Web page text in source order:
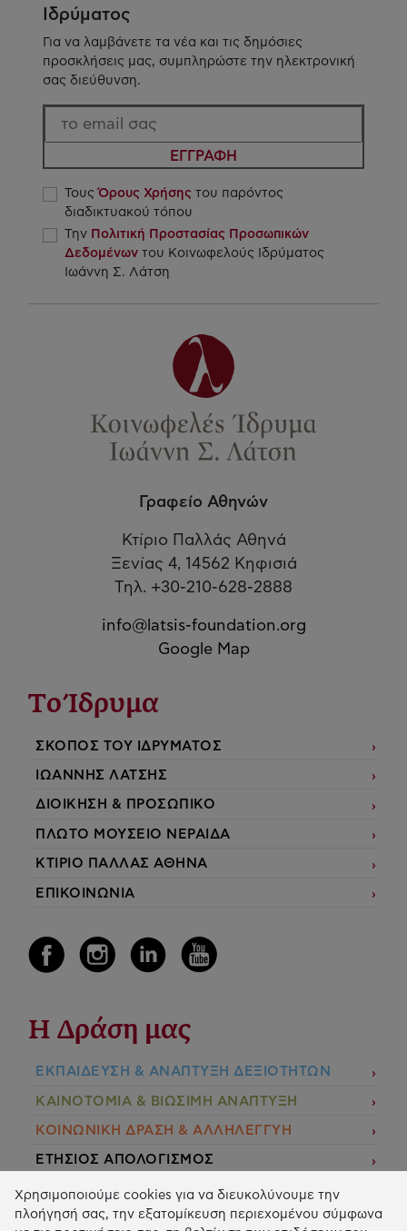
Ιδρύματος
Για να λαμβάνετε τα νέα και τις δημόσιες
προσκλήσεις μας, συμπληρώστε την ηλεκτρονική
σας διεύθυνση.
ΕΓΓΡΑΦΗ
ΤουςΌρους Χρήσης του παρόντος
διαδικτυακού τόπου
Την Πολιτική Προστασίας Προσωπικών
Δεδομένων του Κοινωφελούς Ιδρύματος
Ιωάννη Σ. Λάτση
Γραφείο Αθηνών
Κτίριο Παλλάς Αθηνά
Ξενίας 4, 14562 Κηφισιά
Τηλ. +30-210-628-2888
info@latsis-foundation.org
Google Map
Το Ίδρυμα
ΣΚΟΠΟΣ ΤΟΥ ΙΔΡΥΜΑΤΟΣ
ΙΩΑΝΝΗΣ ΛΑΤΣΗΣ
ΔΙΟΙΚΗΣΗ & ΠΡΟΣΩΠΙΚΟ
ΠΛΩΤΟ ΜΟΥΣΕΙΟ ΝΕΡΑΙΔΑ
ΚΤΙΡΙΟ ΠΑΛΛΑΣ ΑΘΗΝΑ
ΕΠΙΚΟΙΝΩΝΙΑ
Η Δράση μας
ΕΚΠΑIΔΕΥΣΗ & ΑΝΑΠΤΥΞΗ ΔΕΞΙΟΤΗΤΩΝ
ΚΑΙΝΟΤΟΜΙΑ & ΒΙΩΣΙΜΗ ΑΝΑΠΤΥΞΗ
ΚΟΙΝΩΝΙΚΗ ΔΡΑΣΗ & ΑΛΛΗΛΕΓΓΥΗ
ΕΤΗΣΙΟΣ ΑΠΟΛΟΓΙΣΜΟΣ
E-LIBRARY
ΧΡΗΜΑΤΟΔΟΤΗΣΕΙΣ
Χρησιμοποιούμε cookies για να διευκολύνουμε την
πλοήγησή σας, την εξατομίκευση περιεχομένου σύμφωνα